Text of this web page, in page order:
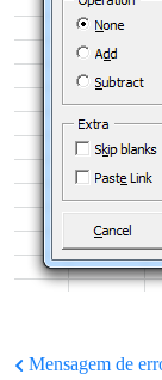
Mensagem de